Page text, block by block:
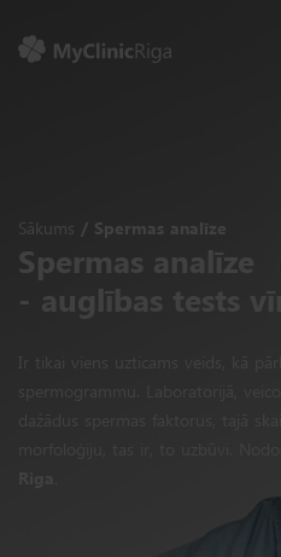
Sākums Spermas analīze
Spermas analīze
- auglības tests
Ir tikai viens uzticams veids, kā
spermogrammu. Laboratorijā,
dažādus spermas faktorus, tajā
morfoloģiju, tas ir, to uzbūvi.